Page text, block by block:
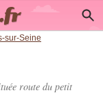
sur-Seine
route du petit